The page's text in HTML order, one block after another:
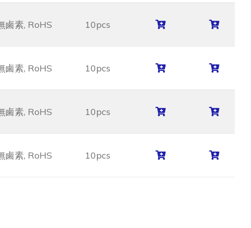
鹵素, RoHS 10pcs
鹵素, RoHS 10pcs
鹵素, RoHS 10pcs
鹵素, RoHS 10pcs